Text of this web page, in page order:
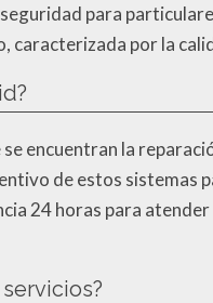
para
por la
encuentran la
de estos
24 horas para